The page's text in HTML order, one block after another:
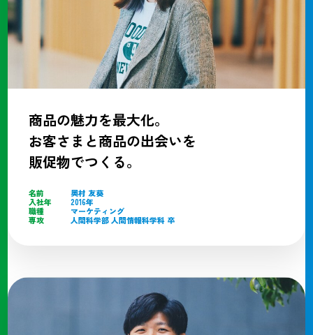
商品の魅力を最大化。
お客さまと商品の出会いを
販促物でつくる。
名前
奥村 友葵
入社年
2016年
職種
マーケティング
専攻
人間科学部 人間情報科学科 卒